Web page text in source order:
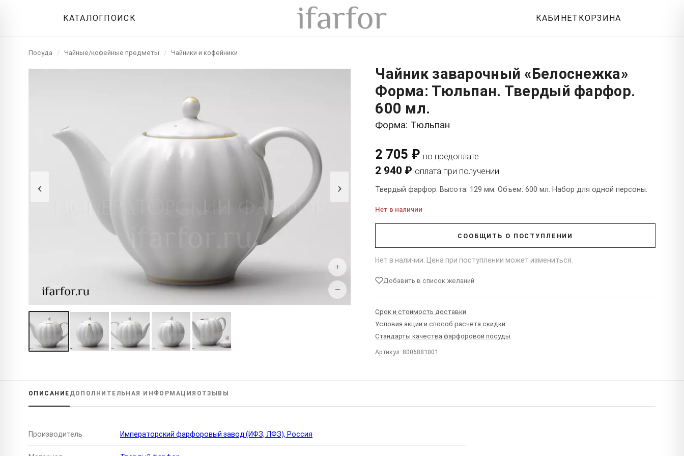
КАТАЛОГПОИСК КАБИНЕТ КОРЗИНА
Посуда / Чайные/кофейные предметы / Чайники и кофейники
‹ ›
+
−
Чайник заварочный «Белоснежка»
Форма: Тюльпан. Твердый фарфор.
600 мл.
Форма: Тюльпан
2 705 ₽ по предоплате
2 940 ₽ оплата при получении
Твердый фарфор. Высота: 129 мм. Объем: 600 мл. Набор для одной персоны.
Нет в наличии
СООБЩИТЬ О ПОСТУПЛЕНИИ
Нет в наличии. Цена при поступлении может измениться.
Добавить в список желаний
Срок и стоимость доставки
Условия акции и способ расчёта скидки
Стандарты качества фарфоровой посуды
Артикул: 8006881001
ОПИСАНИЕ ДОПОЛНИТЕЛЬНАЯ ИНФОРМАЦИЯ ОТЗЫВЫ
Производитель Императорский фарфоровый завод (ИФЗ, ЛФЗ), Россия